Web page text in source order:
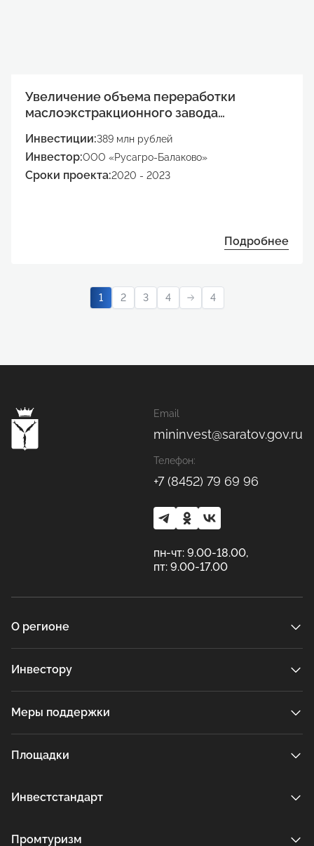
Увеличение объема переработки
маслоэкстракционного завода
сутки
Инвестиции:389 млн рублей
Инвестор:ООО «Русагро-Балаково»
Сроки проекта:2020 - 2023
Подробнее
1 2 3 4 4
Email
mininvest@saratov.gov.ru
Телефон:
+7 (8452) 79 69 96
пн-чт: 9.00-18.00,
пт: 9.00-17.00
О регионе
Инвестору
Меры поддержки
Площадки
Инвестстандарт
Промтуризм